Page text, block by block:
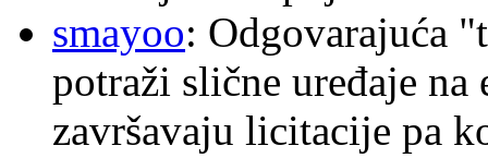
smayoo: Odgovarajuća
potraži slične uređaje
završavaju licitacije pa